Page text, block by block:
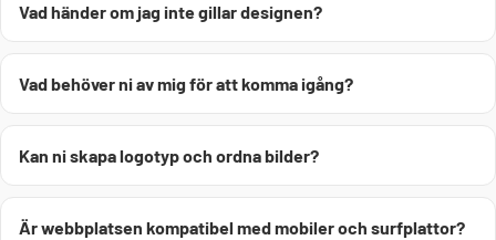
Vad händer om jag inte gillar designen?
Vad behöver ni av mig för att komma igång?
Kan ni skapa logotyp och ordna bilder?
Är webbplatsen kompatibel med mobiler och surfplattor?